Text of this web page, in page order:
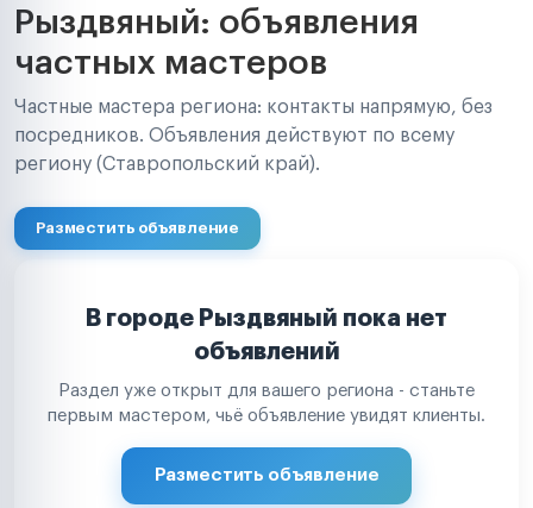
Рыздвяный: объявления
частных мастеров
Частные мастера региона: контакты напрямую, без
посредников. Объявления действуют по всему
региону (Ставропольский край).
Разместить объявление
В городе Рыздвяный пока нет
объявлений
Раздел уже открыт для вашего региона - станьте
первым мастером, чьё объявление увидят клиенты.
Разместить объявление